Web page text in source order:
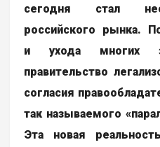
сегодня стал
российского рынка.
и ухода многих
правительство
согласия
так называемого
Эта новая